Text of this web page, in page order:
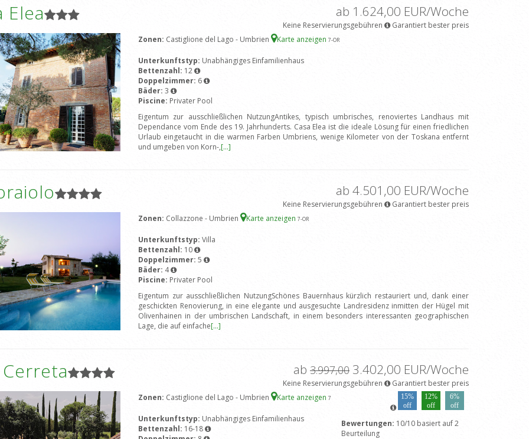
Elea ab 1.624,00 EUR/Woche
Keine Reservierungsgebühren
Garantiert bester preis
Zonen: Castiglione del Lago - Umbrien Karte anzeigen 7-OR
Unterkunftstyp: Unabhängiges Einfamilienhaus
Bettenzahl: 12
Doppelzimmer: 6
Bäder: 3
Piscine: Privater Pool
Eigentum zur ausschließlichen NutzungAntikes, typisch umbrisches, renoviertes Landhaus mit
Dependance vom Ende des 19. Jahrhunderts. Casa Elea ist die ideale Lösung für einen friedlichen
Urlaub eingetaucht in die warmen Farben Umbriens, wenige Kilometer von der Toskana entfernt
und umgeben von Korn-,[...]
ab 4.501,00 EUR/Woche
Keine Reservierungsgebühren
Garantiert bester preis
Zonen: Collazzone - Umbrien Karte anzeigen 7-OR
Unterkunftstyp: Villa
Bettenzahl: 10
Doppelzimmer: 5
Bäder: 4
Piscine: Privater Pool
Eigentum zur ausschließlichen NutzungSchönes Bauernhaus kürzlich restauriert und, dank einer
geschickten Renovierung, in eine elegante und ausgesuchte Landresidenz inmitten der Hügel mit
Olivenhainen in der umbrischen Landschaft, in einem besonders interessanten geographischen
Lage, die auf einfache[...]
ab 3.997,00 3.402,00 EUR/Woche
Keine Reservierungsgebühren
Garantiert bester preis
Zonen: Castiglione del Lago - Umbrien Karte anzeigen 7
15%
off
12%
off
6%
off
Unterkunftstyp: Unabhängiges Einfamilienhaus
Bettenzahl: 16-18
Bewertungen: 10/10 basiert auf 2
Beurteilung